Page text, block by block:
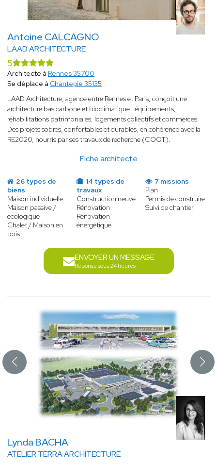
Antoine CALCAGNO
LAAD ARCHITECTURE
Fiche architecte
5
Architecte à Rennes 35700
Se déplace à Chantepie 35135
LAAD Architecture, agence entre Rennes et Paris, conçoit une
architecture bas carbone et bioclimatique : équipements,
réhabilitations patrimoniales, logements collectifs et commerces.
Des projets sobres, confortables et durables, en cohérence avec la
RE2020, nourris par ses travaux de recherche (COOT).
26 types de
biens
Maison individuelle
Maison passive /
écologique
Chalet / Maison en
bois
14 types de
travaux
Construction neuve
Rénovation
Rénovation
énergétique
7 missions
Plan
Permis de construire
Suivi de chantier
ENVOYER UN MESSAGE
Réponse sous 24 heures
Lynda BACHA
ATELIER TERRA ARCHITECTURE